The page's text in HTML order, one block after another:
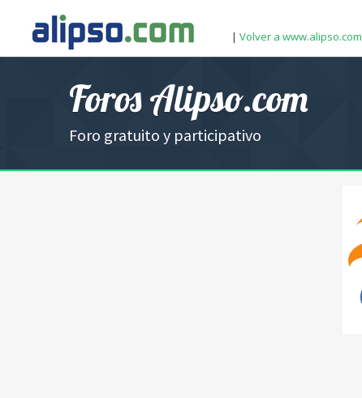
| Volver a www.alipso.com
Foros Alipso.com
Foro gratuito y participativo